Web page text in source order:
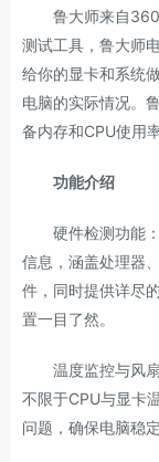
鲁大师来自360
测试工具，鲁大师
给你的显卡和系统
电脑的实际情况。
备内存和CPU使用
功能介绍
硬件检测功能：
信息，涵盖处理器
件，同时提供详尽
置一目了然。
温度监控与风扇
不限于CPU与显卡
问题，确保电脑稳定